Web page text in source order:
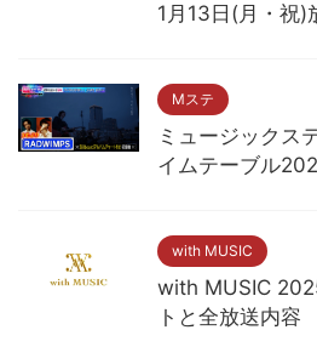
1月13日(月・祝)
Mステ
ミュージックス
イムテーブル
with MUSIC
with MUSIC
トと全放送内容